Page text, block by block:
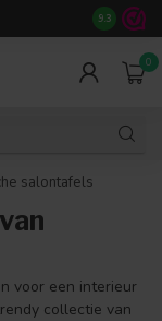
14 dagen
9.3
0
salontafels
voor een interieur
collectie van